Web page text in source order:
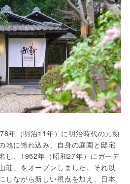
年（明治11年）に明治時代の元勲
地に惚れ込み、自身の庭園と邸宅
し、1952年（昭和27年）にガーデ
荘」をオープンしました。それ以
しながら新しい視点を加え、日本